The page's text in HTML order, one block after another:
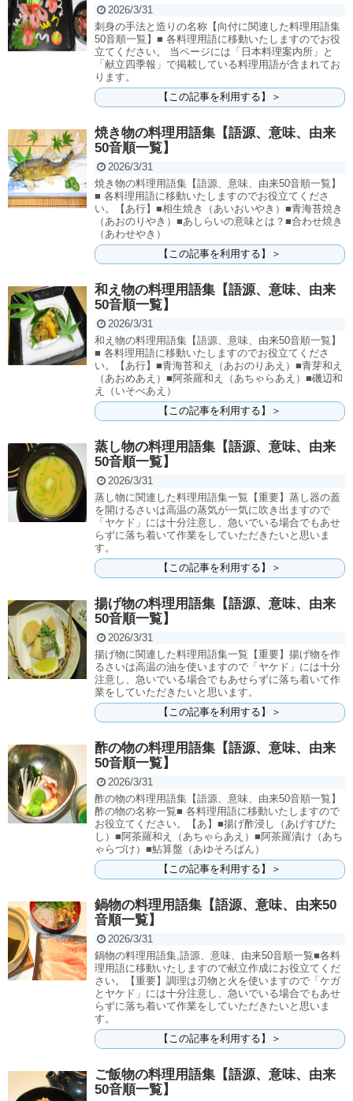
2026/3/31
刺身の手法と造りの名称【向付に関連した料理用語集
50音順一覧】■ 各料理用語に移動いたしますのでお役
立てください。 当ページには「日本料理案内所」と
「献立四季報」で掲載している料理用語が含まれてお
ります。
【この記事を利用する】＞
焼き物の料理用語集【語源、意味、由来
50音順一覧】
2026/3/31
焼き物の料理用語集【語源、意味、由来50音順一覧】
■ 各料理用語に移動いたしますのでお役立てくださ
い。【あ行】■相生焼き（あいおいやき）■青海苔焼き
（あおのりやき）■あしらいの意味とは？■合わせ焼き
（あわせやき）
【この記事を利用する】＞
和え物の料理用語集【語源、意味、由来
50音順一覧】
2026/3/31
和え物の料理用語集【語源、意味、由来50音順一覧】
■ 各料理用語に移動いたしますのでお役立てくださ
い。【あ行】■青海苔和え（あおのりあえ）■青芽和え
（あおめあえ）■阿茶羅和え（あちゃらあえ）■磯辺和
え（いそべあえ）
【この記事を利用する】＞
蒸し物の料理用語集【語源、意味、由来
50音順一覧】
2026/3/31
蒸し物に関連した料理用語集一覧【重要】蒸し器の蓋
を開けるさいは高温の蒸気が一気に吹き出ますので
「ヤケド」には十分注意し、急いでいる場合でもあせ
らずに落ち着いて作業をしていただきたいと思いま
す。
【この記事を利用する】＞
揚げ物の料理用語集【語源、意味、由来
50音順一覧】
2026/3/31
揚げ物に関連した料理用語集一覧【重要】揚げ物を作
るさいは高温の油を使いますので「ヤケド」には十分
注意し、急いでいる場合でもあせらずに落ち着いて作
業をしていただきたいと思います。
【この記事を利用する】＞
酢の物の料理用語集【語源、意味、由来
50音順一覧】
2026/3/31
酢の物の料理用語集【語源、意味、由来50音順一覧】
酢の物の名称一覧■ 各料理用語に移動いたしますので
お役立てください。【あ】■揚げ酢浸し（あげすびた
し）■阿茶羅和え（あちゃらあえ）■阿茶羅漬け（あち
ゃらづけ）■鮎算盤（あゆそろばん）
【この記事を利用する】＞
鍋物の料理用語集【語源、意味、由来50
音順一覧】
2026/3/31
鍋物の料理用語集,語源、意味、由来50音順一覧■各料
理用語に移動いたしますので献立作成にお役立てくだ
さい。【重要】調理は刃物と火を使いますので「ケガ
とヤケド」には十分注意し、急いでいる場合でもあせ
らずに落ち着いて作業をしていただきたいと思いま
す。
【この記事を利用する】＞
ご飯物の料理用語集【語源、意味、由来
50音順一覧】